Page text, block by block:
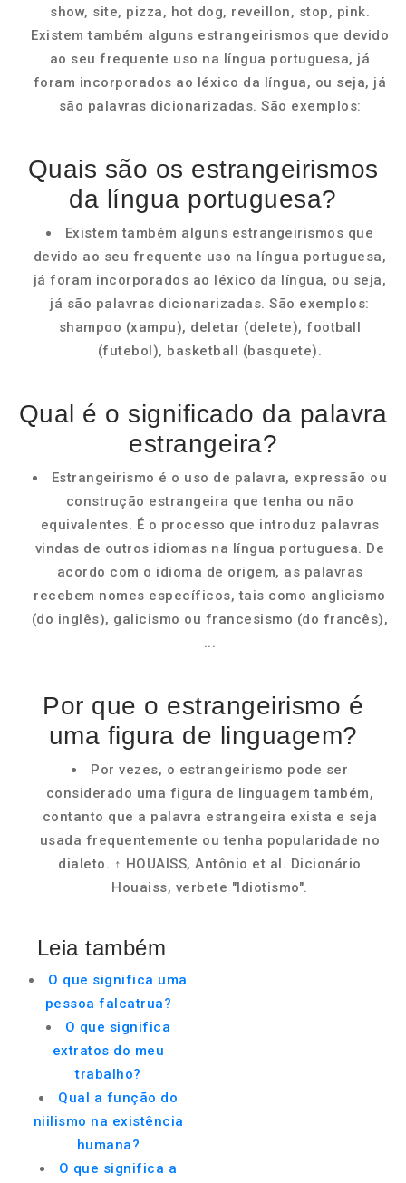
show, site, pizza, hot dog, reveillon, stop, pink.
Existem também alguns estrangeirismos que devido
ao seu frequente uso na língua portuguesa, já
foram incorporados ao léxico da língua, ou seja, já
são palavras dicionarizadas. São exemplos:
Quais são os estrangeirismos
da língua portuguesa?
Existem também alguns estrangeirismos que
devido ao seu frequente uso na língua portuguesa,
já foram incorporados ao léxico da língua, ou seja,
já são palavras dicionarizadas. São exemplos:
shampoo (xampu), deletar (delete), football
(futebol), basketball (basquete).
Qual é o significado da palavra
estrangeira?
Estrangeirismo é o uso de palavra, expressão ou
construção estrangeira que tenha ou não
equivalentes. É o processo que introduz palavras
vindas de outros idiomas na língua portuguesa. De
acordo com o idioma de origem, as palavras
recebem nomes específicos, tais como anglicismo
(do inglês), galicismo ou francesismo (do francês),
...
Por que o estrangeirismo é
uma figura de linguagem?
Por vezes, o estrangeirismo pode ser
considerado uma figura de linguagem também,
contanto que a palavra estrangeira exista e seja
usada frequentemente ou tenha popularidade no
dialeto. ↑ HOUAISS, Antônio et al. Dicionário
Houaiss, verbete "Idiotismo".
Leia também
O que significa uma
pessoa falcatrua?
O que significa
extratos do meu
trabalho?
Qual a função do
niilismo na existência
humana?
O que significa a